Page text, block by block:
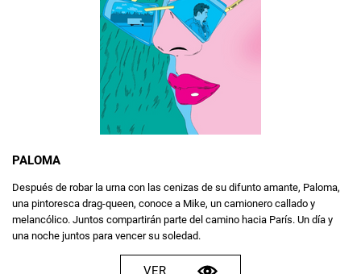
PALOMA
Después de robar la urna con las cenizas de su difunto amante, Paloma,
una pintoresca drag-queen, conoce a Mike, un camionero callado y
melancólico. Juntos compartirán parte del camino hacia París. Un día y
una noche juntos para vencer su soledad.
VER